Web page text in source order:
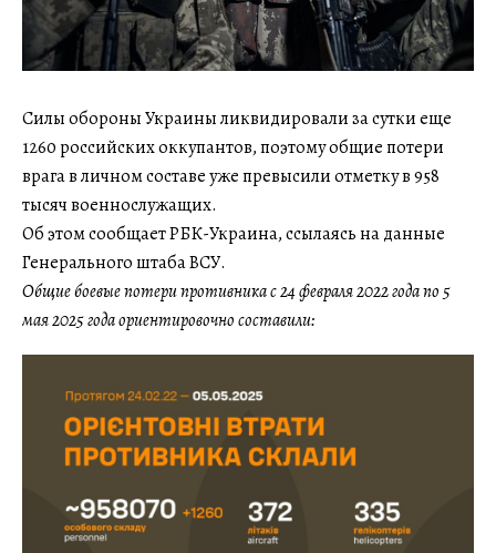
Силы обороны Украины ликвидировали за сутки еще
1260 российских оккупантов, поэтому общие потери
врага в личном составе уже превысили отметку в 958
тысяч военнослужащих.
Об этом сообщает РБК-Украина, ссылаясь на данные
Генерального штаба ВСУ.
Общие боевые потери противника с 24 февраля 2022 года по 5
мая 2025 года ориентировочно составили: